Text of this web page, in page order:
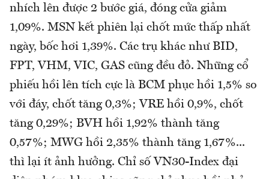
nhích lên được 2 bước giá, đóng cửa giảm
1,09%. MSN kết phiên lại chốt mức thấp nhất
ngày, bốc hơi 1,39%. Các trụ khác như BID,
FPT, VHM, VIC, GAS cũng đều đỏ. Những cổ
phiếu hồi lên tích cực là BCM phục hồi 1,5% so
với đáy, chốt tăng 0,3%; VRE hồi 0,9%, chốt
tăng 0,29%; BVH hồi 1,92% thành tăng
0,57%; MWG hồi 2,35% thành tăng 1,67%...
thì lại ít ảnh hưởng. Chỉ số VN30-Index đại